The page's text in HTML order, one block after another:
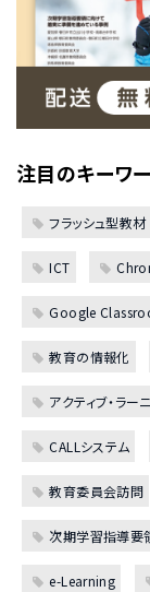
注目のキーワ
フラッシュ型教材
ICT
Google
教育の情報化
アクティブ・ラー
CALLシステム
教育委員会訪問
次期学習指導要
e-Learning